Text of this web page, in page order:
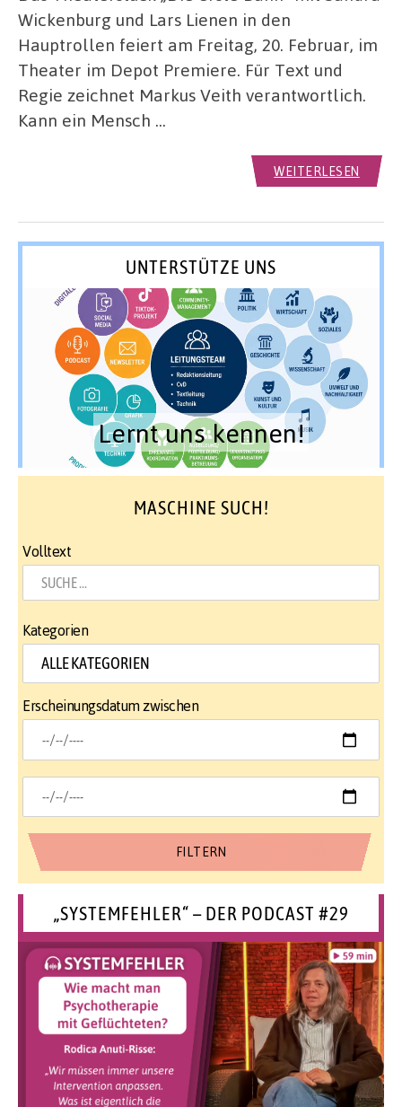
Wickenburg und Lars Lienen in den
Hauptrollen feiert am Freitag, 20. Februar, im
Theater im Depot Premiere. Für Text und
Regie zeichnet Markus Veith verantwortlich.
Kann ein Mensch …
WEITERLESEN
UNTERSTÜTZE UNS
Lernt uns kennen!
MASCHINE SUCH!
Volltext
Kategorien
Erscheinungsdatum zwischen
„SYSTEMFEHLER“ – DER PODCAST #29